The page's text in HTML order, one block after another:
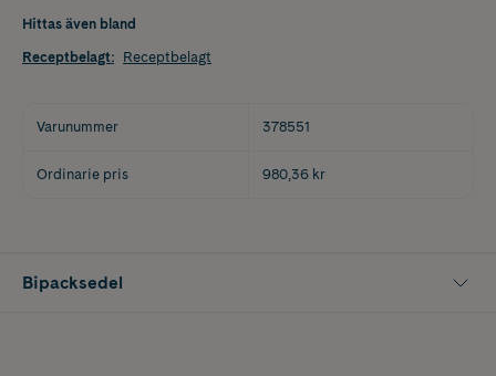
Hittas även bland
Receptbelagt: Receptbelagt
Varunummer 378551
Ordinarie pris 980,36 kr
Bipacksedel